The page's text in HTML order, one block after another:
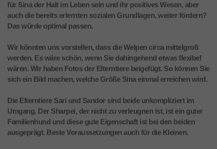
für Sina der Halt im Leben sein und ihr positives Wesen, aber
auch die bereits erlernten sozialen Grundlagen, weiter fördern?
Das würde optimal passen.
Wir könnten uns vorstellen, dass die Welpen circa mittelgroß
werden. Es wäre schön, wenn Sie dahingehend etwas flexibel
wären. Wir haben Fotos der Elterntiere beigefügt. So können Sie
sich ein Bild machen, welche Größe Sina einmal erreichen wird.
Die Elterntiere Sari und Sandor sind beide unkompliziert im
Umgang. Der Sharpei, der nicht zu verleugnen ist, ist ein guter
Familienhund und diese gute Eigenschaft ist bei den beiden
ausgeprägt. Beste Voraussetzungen auch für die Kleinen.